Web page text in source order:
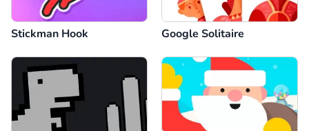
Stickman Hook Google Solitaire